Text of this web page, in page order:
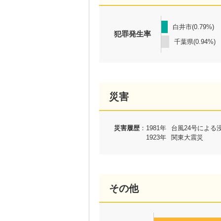
犯罪発生率
白井市(0.79%)
千葉県(0.94%)
災害
災害履歴： 1981年
台風24号による
1923年
関東大震災
その他